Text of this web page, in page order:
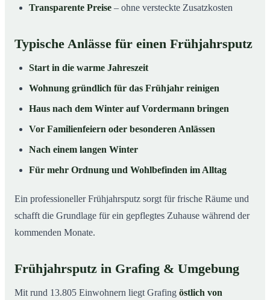
Transparente Preise – ohne versteckte Zusatzkosten
Typische Anlässe für einen Frühjahrsputz
Start in die warme Jahreszeit
Wohnung gründlich für das Frühjahr reinigen
Haus nach dem Winter auf Vordermann bringen
Vor Familienfeiern oder besonderen Anlässen
Nach einem langen Winter
Für mehr Ordnung und Wohlbefinden im Alltag
Ein professioneller Frühjahrsputz sorgt für frische Räume und
schafft die Grundlage für ein gepflegtes Zuhause während der
kommenden Monate.
Frühjahrsputz in Grafing & Umgebung
Mit rund 13.805 Einwohnern liegt Grafing östlich von